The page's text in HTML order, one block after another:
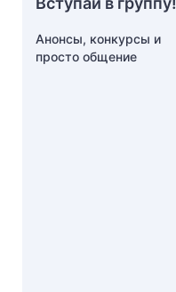
Анонсы, конкурсы и
просто общение